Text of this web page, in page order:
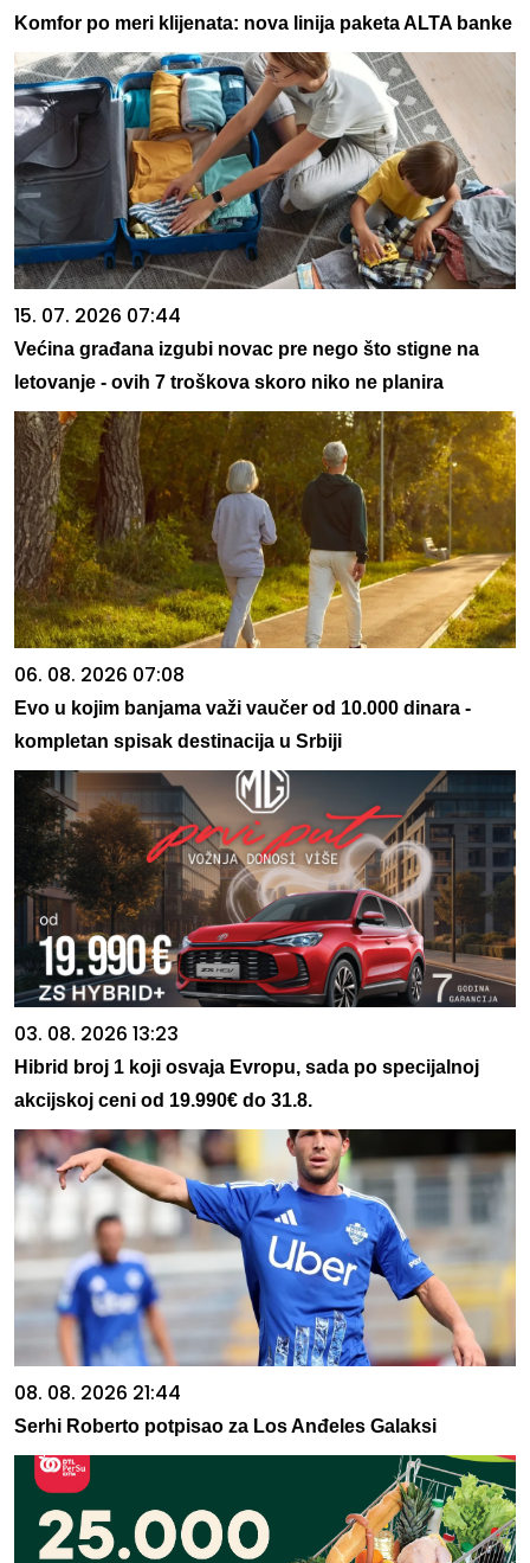
Komfor po meri klijenata: nova linija paketa ALTA banke
15. 07. 2026 07:44
Većina građana izgubi novac pre nego što stigne na
letovanje - ovih 7 troškova skoro niko ne planira
06. 08. 2026 07:08
Evo u kojim banjama važi vaučer od 10.000 dinara -
kompletan spisak destinacija u Srbiji
03. 08. 2026 13:23
Hibrid broj 1 koji osvaja Evropu, sada po specijalnoj
akcijskoj ceni od 19.990€ do 31.8.
08. 08. 2026 21:44
Serhi Roberto potpisao za Los Anđeles Galaksi